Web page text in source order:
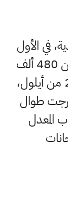
في الأول
من أيلول الجاري، بمشاركة أكثر من 480 ألف
طالب وطالبة، واستمرت لغاية 23 من أيلول،
طوال
المعدل